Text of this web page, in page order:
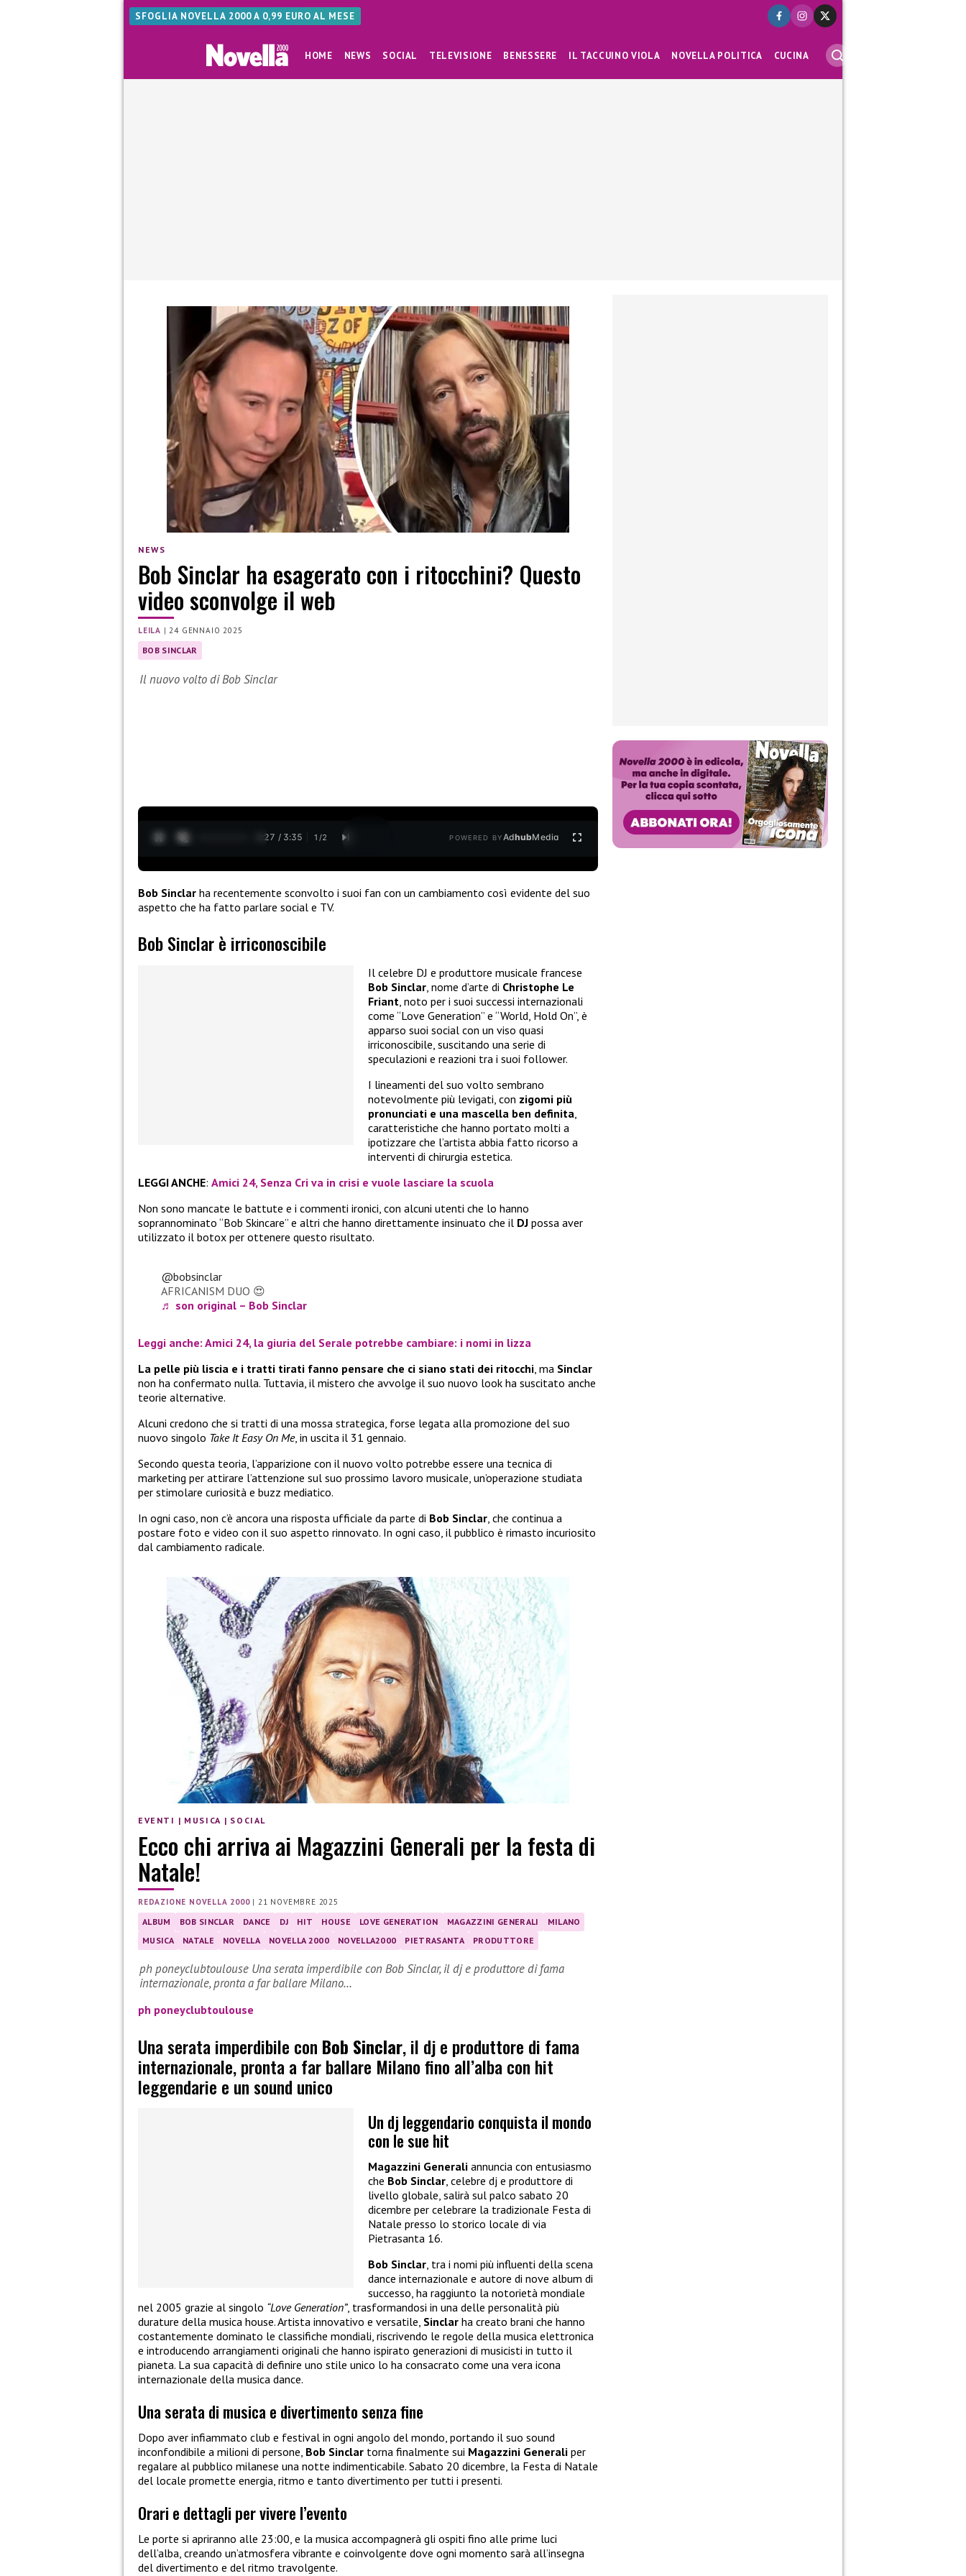
SFOGLIA NOVELLA 2000 A 0,99 EURO AL MESE
HOME NEWS SOCIAL TELEVISIONE BENESSERE IL TACCUINO VIOLA NOVELLA POLITICA CUCINA
NEWS
Bob Sinclar ha esagerato con i ritocchini? Questo
video sconvolge il web
LEILA |24 GENNAIO 2025
BOB SINCLAR
Il nuovo volto di Bob Sinclar
0:28 / 3:35 1 /2 POWERED BYAdhubMedia
Bob Sinclar ha recentemente sconvolto i suoi fan con un cambiamento così evidente del suo
aspetto che ha fatto parlare social e TV.
Bob Sinclar è irriconoscibile
Il celebre DJ e produttore musicale francese
Bob Sinclar, nome d’arte di Christophe Le
Friant, noto per i suoi successi internazionali
come “Love Generation” e “World, Hold On”, è
apparso suoi social con un viso quasi
irriconoscibile, suscitando una serie di
speculazioni e reazioni tra i suoi follower.
I lineamenti del suo volto sembrano
notevolmente più levigati, con zigomi più
pronunciati e una mascella ben definita,
caratteristiche che hanno portato molti a
ipotizzare che l’artista abbia fatto ricorso a
interventi di chirurgia estetica.
LEGGI ANCHE: Amici 24, Senza Cri va in crisi e vuole lasciare la scuola
Non sono mancate le battute e i commenti ironici, con alcuni utenti che lo hanno
soprannominato “Bob Skincare” e altri che hanno direttamente insinuato che il DJ possa aver
utilizzato il botox per ottenere questo risultato.
@bobsinclar
AFRICANISM DUO 😍
♬ son original – Bob Sinclar
Leggi anche: Amici 24, la giuria del Serale potrebbe cambiare: i nomi in lizza
La pelle più liscia e i tratti tirati fanno pensare che ci siano stati dei ritocchi, ma Sinclar
non ha confermato nulla. Tuttavia, il mistero che avvolge il suo nuovo look ha suscitato anche
teorie alternative.
Alcuni credono che si tratti di una mossa strategica, forse legata alla promozione del suo
nuovo singolo Take It Easy On Me, in uscita il 31 gennaio.
Secondo questa teoria, l’apparizione con il nuovo volto potrebbe essere una tecnica di
marketing per attirare l’attenzione sul suo prossimo lavoro musicale, un’operazione studiata
per stimolare curiosità e buzz mediatico.
In ogni caso, non c’è ancora una risposta ufficiale da parte di Bob Sinclar, che continua a
postare foto e video con il suo aspetto rinnovato. In ogni caso, il pubblico è rimasto incuriosito
dal cambiamento radicale.
EVENTI | MUSICA | SOCIAL
Ecco chi arriva ai Magazzini Generali per la festa di
Natale!
REDAZIONE NOVELLA 2000| 21 NOVEMBRE 2025
ALBUM BOB SINCLAR DANCE DJ HIT HOUSE LOVE GENERATION MAGAZZINI GENERALI
MILANO
MUSICA
NATALE NOVELLA NOVELLA 2000 NOVELLA2000 PIETRASANTA PRODUTTORE
ph poneyclubtoulouse Una serata imperdibile con Bob Sinclar, il dj e produttore di fama
internazionale, pronta a far ballare Milano…
ph poneyclubtoulouse
Una serata imperdibile con Bob Sinclar, il dj e produttore di fama
internazionale, pronta a far ballare Milano fino all’alba con hit
leggendarie e un sound unico
Un dj leggendario conquista il mondo
con le sue hit
Magazzini Generali annuncia con entusiasmo
che Bob Sinclar , celebre dj e produttore di
livello globale, salirà sul palco sabato 20
dicembre per celebrare la tradizionale Festa di
Natale presso lo storico locale di via
Pietrasanta 16.
Bob Sinclar , tra i nomi più influenti della scena
dance internazionale e autore di nove album di
successo, ha raggiunto la notorietà mondiale
nel 2005 grazie al singolo “Love Generation”, trasformandosi in una delle personalità più
durature della musica house. Artista innovativo e versatile, Sinclar ha creato brani che hanno
costantemente dominato le classifiche mondiali, riscrivendo le regole della musica elettronica
e introducendo arrangiamenti originali che hanno ispirato generazioni di musicisti in tutto il
pianeta. La sua capacità di definire uno stile unico lo ha consacrato come una vera icona
internazionale della musica dance.
Una serata di musica e divertimento senza fine
Dopo aver infiammato club e festival in ogni angolo del mondo, portando il suo sound
inconfondibile a milioni di persone, Bob Sinclar torna finalmente sui Magazzini Generali per
regalare al pubblico milanese una notte indimenticabile. Sabato 20 dicembre, la Festa di Natale
del locale promette energia, ritmo e tanto divertimento per tutti i presenti.
Orari e dettagli per vivere l’evento
Le porte si apriranno alle 23:00, e la musica accompagnerà gli ospiti fino alle prime luci
dell’alba, creando un’atmosfera vibrante e coinvolgente dove ogni momento sarà all’insegna
del divertimento e del ritmo travolgente.